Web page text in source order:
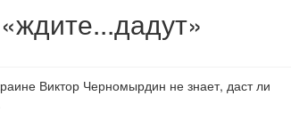
Виктор Черномырдин не знает, даст ли